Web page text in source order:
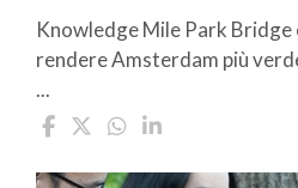
Knowledge Mile Park Bridge
rendere Amsterdam più
...